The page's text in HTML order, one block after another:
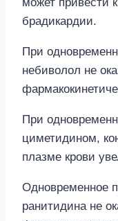
брадикардии.
При
небиволол не
При
циметидином,
плазме крови
Одновременное
ранитидина не